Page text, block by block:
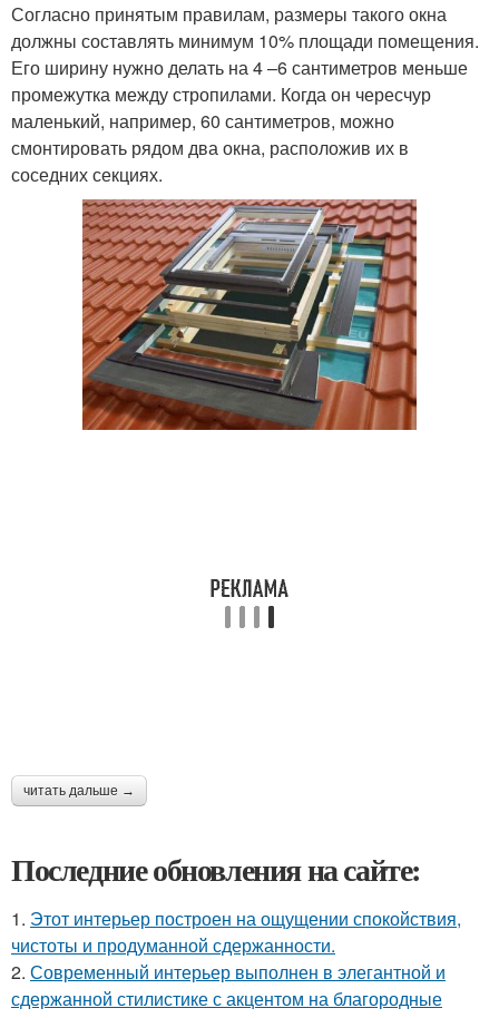
Согласно принятым правилам, размеры такого окна
должны составлять минимум 10% площади помещения.
Его ширину нужно делать на 4 –6 сантиметров меньше
промежутка между стропилами. Когда он чересчур
маленький, например, 60 сантиметров, можно
смонтировать рядом два окна, расположив их в
соседних секциях.
читать дальше →
Последние обновления на сайте:
1. Этот интерьер построен на ощущении спокойствия,
чистоты и продуманной сдержанности.
2. Современный интерьер выполнен в элегантной и
сдержанной стилистике с акцентом на благородные